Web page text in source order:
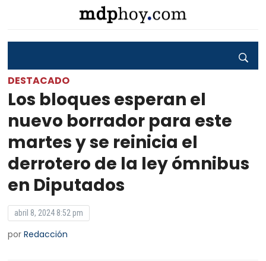
DESTACADO
Los bloques esperan el
nuevo borrador para este
martes y se reinicia el
derrotero de la ley ómnibus
en Diputados
abril 8, 2024 8:52 pm
porRedacción